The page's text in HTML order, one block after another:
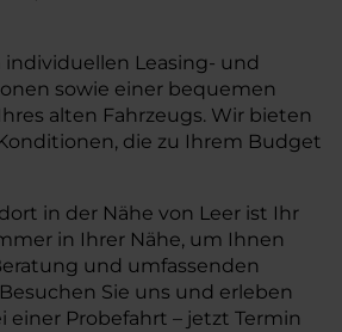
individuellen Leasing- und
sowie einer bequemen
alten Fahrzeugs. Wir bieten
die zu Ihrem Budget
in der Nähe von Leer ist Ihr
in Ihrer Nähe, um Ihnen
und umfassenden
Sie uns und erleben
einer Probefahrt – jetzt Termin